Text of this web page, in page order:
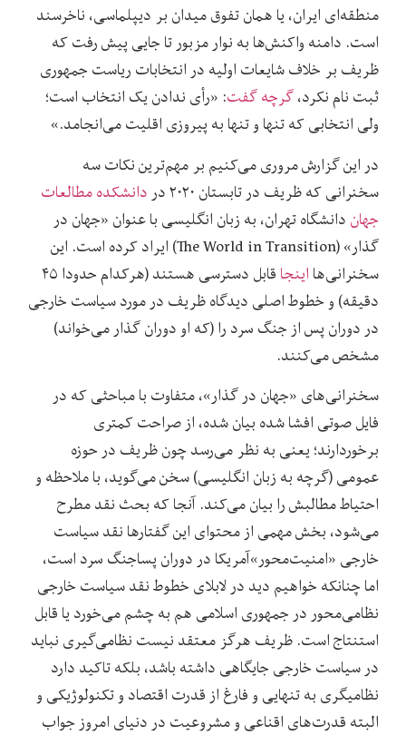
منطقه‌ای ایران، یا همان تفوق میدان بر دیپلماسی، ناخرسند
است. دامنه واکنش‌ها به نوار مزبور تا جایی پیش رفت که
ظریف بر خلاف شایعات اولیه در انتخابات ریاست جمهوری
ثبت نام نکرد،گرچه گفت: «رأی ندادن یک انتخاب است؛
ولی انتخابی که تنها و تنها به پیروزی اقلیت می‌انجامد.»
در این گزارش مروری می‌کنیم بر مهم‌ترین نکات سه
سخنرانی که ظریف در تابستان ۲۰۲۰ در
دانشکده مطالعات
جهان دانشگاه تهران، به زبان انگلیسی با عنوان «جهان در
گذار» (The World in Transition) ایراد کرده است. این
سخنرانی‌ها اینجا
قابل دسترسی هستند (هرکدام حدودا ۴۵
دقیقه‌) و خطوط اصلی دیدگاه ظریف در مورد سیاست خارجی
در دوران پس از جنگ سرد را (که او دوران گذار می‌خواند)
مشخص می‌کنند.
سخنرانی‌های «جهان در گذار»، متفاوت با مباحثی که در
فایل صوتی افشا شده بیان شده، از صراحت کمتری
برخوردارند؛ یعنی به نظر می‌رسد چون ظریف در حوزه
عمومی (گرچه به زبان انگلیسی) سخن می‌گوید، با ملاحظه و
احتیاط مطالبش را بیان می‌کند. آنجا که بحث نقد مطرح
می‌شود، بخش مهمی از محتوای این گفتارها نقد سیاست
خارجی «امنیت‌محور»آمریکا در دوران پساجنگ سرد است،
اما چنانکه خواهیم دید در لابلای خطوط نقد سیاست خارجی
نظامی‌محور در جمهوری اسلامی هم به چشم می‌خورد یا قابل
استنتاج است. ظریف هرگز معتقد نیست نظامی‌گیری نباید
در سیاست خارجی جایگاهی داشته باشد، بلکه تاکید دارد
نظامیگری به تنهایی و فارغ از قدرت اقتصاد و تکنولوژیکی و
البته قدرت‌های اقناعی و مشروعیت در دنیای امروز جواب